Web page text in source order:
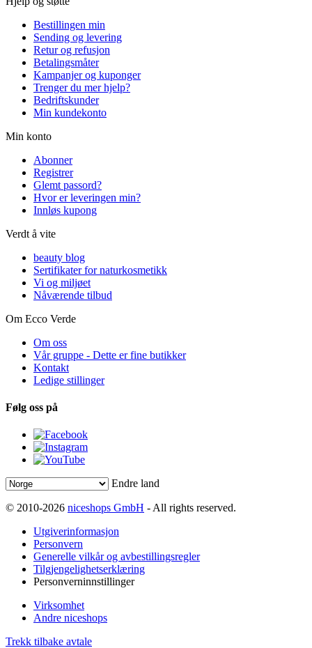
Bestillingen min
Sending og levering
Retur og refusjon
Betalingsmåter
Kampanjer og kuponger
Trenger du mer hjelp?
Bedriftskunder
Min kundekonto
Min konto
Abonner
Registrer
Glemt passord?
Hvor er leveringen min?
Innløs kupong
Verdt å vite
beauty blog
Sertifikater for naturkosmetikk
Vi og miljøet
Nåværende tilbud
Om Ecco Verde
Om oss
Vår gruppe - Dette er fine butikker
Kontakt
Ledige stillinger
Følg oss på
Endre land
© 2010-2026 niceshops GmbH - All rights reserved.
Utgiverinformasjon
Personvern
Generelle vilkår og avbestillingsregler
Tilgjengelighetserklæring
Personverninnstillinger
Virksomhet
Andre niceshops
Trekk tilbake avtale